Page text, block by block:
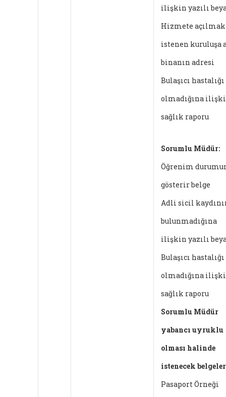
ilişkin yazılı
Hizmete açılmak
istenen kuruluşa
binanın adresi
Bulaşıcı hastalığı
olmadığına
sağlık raporu
Sorumlu Müdür:
Öğrenim
gösterir belge
Adli sicil
bulunmadığına
ilişkin yazılı
Bulaşıcı hastalığı
olmadığına
sağlık raporu
Sorumlu Müdür
yabancı uyruklu
olması halinde
istenecek
Pasaport Örneği